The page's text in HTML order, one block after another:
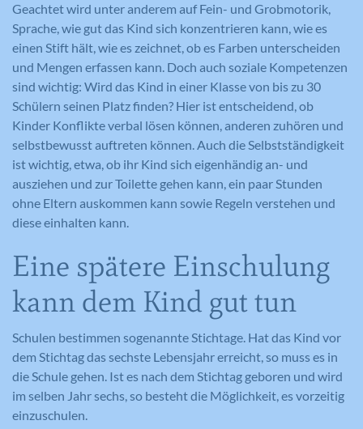
Geachtet wird unter anderem auf Fein- und Grobmotorik,
Sprache, wie gut das Kind sich konzentrieren kann, wie es
einen Stift hält, wie es zeichnet, ob es Farben unterscheiden
und Mengen erfassen kann. Doch auch soziale Kompetenzen
sind wichtig: Wird das Kind in einer Klasse von bis zu 30
Schülern seinen Platz finden? Hier ist entscheidend, ob
Kinder Konflikte verbal lösen können, anderen zuhören und
selbstbewusst auftreten können. Auch die Selbstständigkeit
ist wichtig, etwa, ob ihr Kind sich eigenhändig an- und
ausziehen und zur Toilette gehen kann, ein paar Stunden
ohne Eltern auskommen kann sowie Regeln verstehen und
diese einhalten kann.
Eine spätere Einschulung
kann dem Kind gut tun
Schulen bestimmen sogenannte Stichtage. Hat das Kind vor
dem Stichtag das sechste Lebensjahr erreicht, so muss es in
die Schule gehen. Ist es nach dem Stichtag geboren und wird
im selben Jahr sechs, so besteht die Möglichkeit, es vorzeitig
einzuschulen.